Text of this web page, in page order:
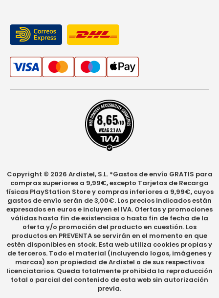
Copyright © 2026 Ardistel, S.L. *Gastos de envío GRATIS para
compras superiores a 9,99€, excepto Tarjetas de Recarga
físicas PlayStation Store y compras inferiores a 9,99€, cuyos
gastos de envío serán de 3,00€. Los precios indicados están
expresados en euros e incluyen el IVA. Ofertas y promociones
válidas hasta fin de existencias o hasta fin de fecha de la
oferta y/o promoción del producto en cuestión. Los
productos en PREVENTA se servirán en el momento en que
estén disponibles en stock. Esta web utiliza cookies propias y
de terceros. Todo el material (incluyendo logos, imágenes y
marcas) son propiedad de Ardistel o de sus respectivos
licenciatarios. Queda totalmente prohibida la reproducción
total o parcial del contenido de esta web sin autorización
previa.